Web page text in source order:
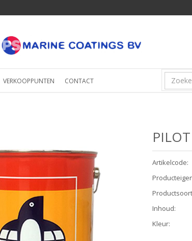
VERKOOPPUNTEN CONTACT
Artikelcode:
Productsoort
Inhoud:
Kleur: